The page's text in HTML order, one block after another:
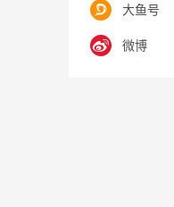
大鱼号
微博